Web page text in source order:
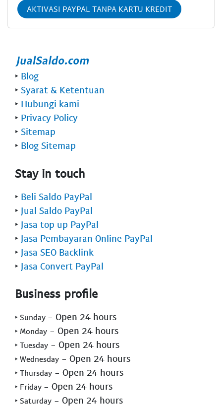
AKTIVASI PAYPAL TANPA KARTU KREDIT
‣ Blog
‣ Syarat & Ketentuan
‣ Hubungi kami
‣ Privacy Policy
‣ Sitemap
‣ Blog Sitemap
Stay in touch
‣ Beli Saldo PayPal
‣ Jual Saldo PayPal
‣ Jasa top up PayPal
‣ Jasa Pembayaran Online PayPal
‣ Jasa SEO Backlink
‣ Jasa Convert PayPal
Business profile
‣ Sunday - Open 24 hours
‣ Monday - Open 24 hours
‣ Tuesday - Open 24 hours
‣ Wednesday - Open 24 hours
‣ Thursday - Open 24 hours
‣ Friday - Open 24 hours
‣ Saturday - Open 24 hours